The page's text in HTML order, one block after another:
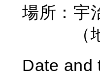
場所：宇
（地震
Date and